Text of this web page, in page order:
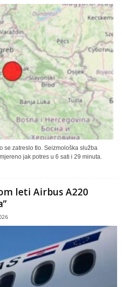
se zatreslo tlo. Seizmološka služba
jak potres u 6 sati i 29 minuta.
leti Airbus A220